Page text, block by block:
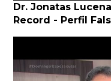
Dr. Jonatas
Record - Perfil